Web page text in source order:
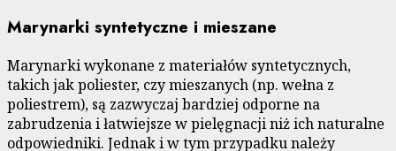
Marynarki syntetyczne i mieszane
Marynarki wykonane z materiałów syntetycznych,
takich jak poliester, czy mieszanych (np. wełna z
poliestrem), są zazwyczaj bardziej odporne na
zabrudzenia i łatwiejsze w pielęgnacji niż ich naturalne
odpowiedniki. Jednak i w tym przypadku należy